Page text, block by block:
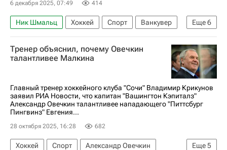
6 декабря 2025, 07:49 414
Еще6
Ник Шмальц Хоккей Спорт
Ванкувер
Михаил Сергачев
Джон Марино
Даллас Старз
Юта Маммот
Ванкувер Кэнакс
Тренер объяснил, почему Овечкин
талантливее Малкина
Главный тренер хоккейного клуба "Сочи" Владимир Крикунов
заявил РИА Новости, что капитан "Вашингтон Кэпиталз"
Александр Овечкин талантливее нападающего "Питтсбург
Пингвинз" Евгения...
28 октября 2025, 16:28 682
Еще5
Хоккей Спорт
Александр Овечкин